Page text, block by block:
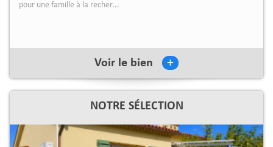
pied vous séduira par son envi...
Voir le bien +
NOTRE SÉLECTION